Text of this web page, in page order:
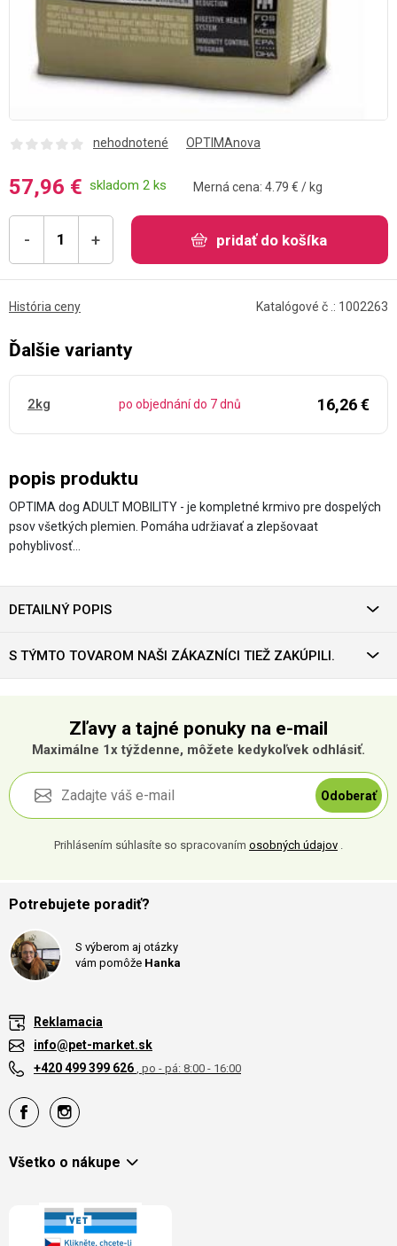
nehodnotené OPTIMAnova
popis produktu
OPTIMA dog ADULT MOBILITY - je kompletné krmivo pre dospelých
psov všetkých plemien. Pomáha udržiavať a zlepšovaat
pohyblivosť…
57,96 € skladom 2 ks Merná cena: 4.79 € / kg
- + pridať do košíka
História ceny Katalógové č .: 1002263
Ďalšie varianty
2kg po objednání do 7 dnů 16,26 €
DETAILNÝ POPIS
S TÝMTO TOVAROM NAŠI ZÁKAZNÍCI TIEŽ ZAKÚPILI.
Zľavy a tajné ponuky na e-mail
Maximálne 1x týždenne, môžete kedykoľvek odhlásiť.
Odoberať
Prihlásením súhlasíte so spracovaním osobných údajov .
Potrebujete poradiť?
S výberom aj otázky
vám pomôže Hanka
Reklamacia
info@pet-market.sk
+420 499 399 626 , po - pá: 8:00 - 16:00
Všetko o nákupe